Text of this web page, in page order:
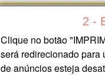
2 -
Clique no botão
será redirecionado para
de anúncios esteja